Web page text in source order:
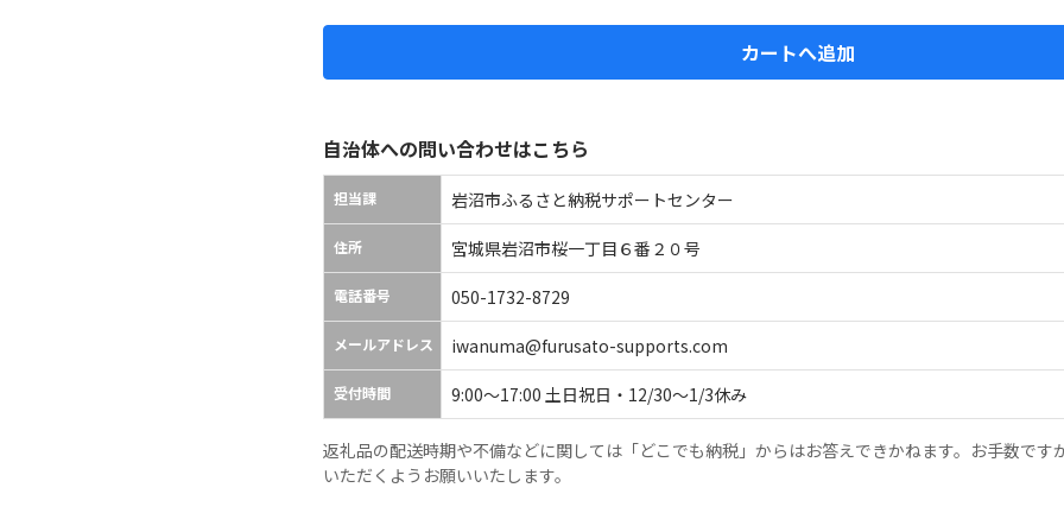
カートへ追加
自治体への問い合わせはこちら
担当課 岩沼市ふるさと納税サポートセンター
住所 宮城県岩沼市桜一丁目６番２０号
電話番号 050-1732-8729
メールアドレス iwanuma@furusato-supports.com
受付時間 9:00～17:00 土日祝日・12/30～1/3休み
返礼品の配送時期や不備などに関しては「どこでも納税」からはお答えできかねます。お手数です
いただくようお願いいたします。